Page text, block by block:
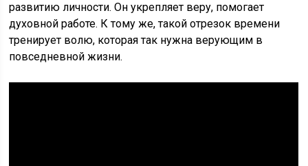
развитию личности. Он укрепляет веру, помогает
духовной работе. К тому же, такой отрезок времени
тренирует волю, которая так нужна верующим в
повседневной жизни.